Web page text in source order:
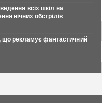
всіх шкіл на
нічних обстрілів
що рекламує фантастичний